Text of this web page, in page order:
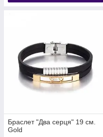
Браслет "Два серця" 19 см.
Gold